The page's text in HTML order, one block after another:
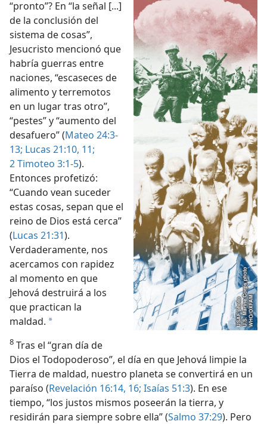
“pronto”? En “la señal [...]
de la conclusión del
sistema de cosas”,
Jesucristo mencionó que
habría guerras entre
naciones, “escaseces de
alimento y terremotos
en un lugar tras otro”,
“pestes” y “aumento del
desafuero” (Mateo 24:3-
13; Lucas 21:10, 11;
2 Timoteo 3:1-5).
Entonces profetizó:
“Cuando vean suceder
estas cosas, sepan que el
reino de Dios está cerca”
(Lucas 21:31).
Verdaderamente, nos
acercamos con rapidez
al momento en que
Jehová destruirá a los
que practican la
maldad. a
8 Tras el “gran día de
Dios el Todopoderoso”, el día en que Jehová limpie la
Tierra de maldad, nuestro planeta se convertirá en un
paraíso (Revelación 16:14, 16; Isaías 51:3). En ese
tiempo, “los justos mismos poseerán la tierra, y
residirán para siempre sobre ella” (Salmo 37:29). Pero